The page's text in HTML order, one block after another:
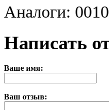
Аналоги:
Написать
Ваше имя:
Ваш отзыв: